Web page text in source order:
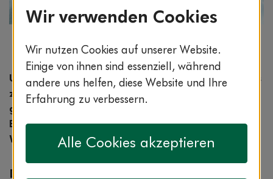
Raths
Unsere Clarimedis-Experten nehmen jedes Jahr bis
zu einer halben Million Anrufe entgegen. Häufig
gestellte Gesundheitsfragen beantwortet das
Expertenteam in unserer Rubrik „Frage der
Woche“.
Wir verwenden Cookies
Wir nutzen Cookies auf unserer Website.
Einige von ihnen sind essenziell, während
andere uns helfen, diese Website und Ihre
Erfahrung zu verbessern.
Alle Cookies akzeptieren